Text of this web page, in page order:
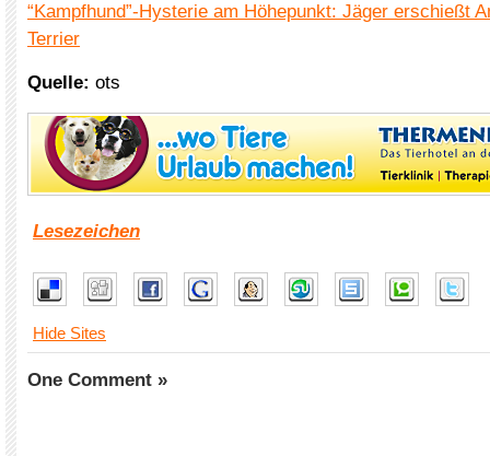
“Kampfhund”-Hysterie am Höhepunkt: Jäger erschießt
Terrier
Quelle: ots
Lesezeichen
Hide Sites
One Comment »